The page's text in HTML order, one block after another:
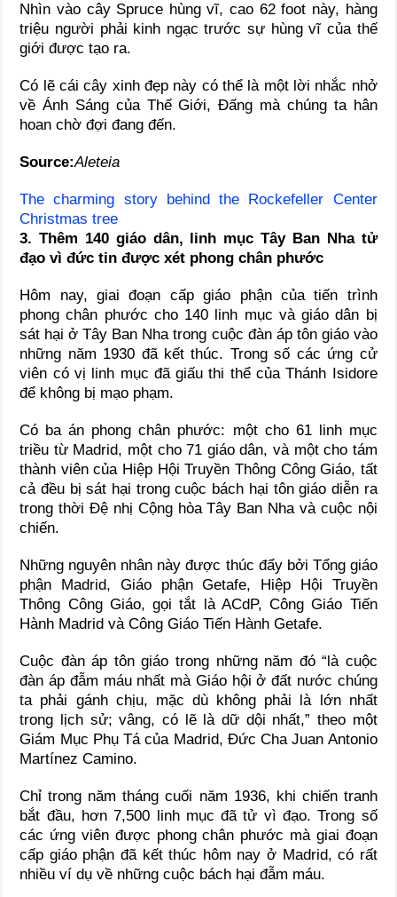
Nhìn vào cây Spruce hùng vĩ, cao 62 foot này, hàng
triệu người phải kinh ngạc trước sự hùng vĩ của thế
giới được tạo ra.
Có lẽ cái cây xinh đẹp này có thể là một lời nhắc nhở
về Ánh Sáng của Thế Giới, Đấng mà chúng ta hân
hoan chờ đợi đang đến.
Source:Aleteia
The charming story behind the Rockefeller Center
Christmas tree
3. Thêm 140 giáo dân, linh mục Tây Ban Nha tử
đạo vì đức tin được xét phong chân phước
Hôm nay, giai đoạn cấp giáo phận của tiến trình
phong chân phước cho 140 linh mục và giáo dân bị
sát hại ở Tây Ban Nha trong cuộc đàn áp tôn giáo vào
những năm 1930 đã kết thúc. Trong số các ứng cử
viên có vị linh mục đã giấu thi thể của Thánh Isidore
để không bị mạo phạm.
Có ba án phong chân phước: một cho 61 linh mục
triều từ Madrid, một cho 71 giáo dân, và một cho tám
thành viên của Hiệp Hội Truyền Thông Công Giáo, tất
cả đều bị sát hại trong cuộc bách hại tôn giáo diễn ra
trong thời Đệ nhị Cộng hòa Tây Ban Nha và cuộc nội
chiến.
Những nguyên nhân này được thúc đẩy bởi Tổng giáo
phận Madrid, Giáo phận Getafe, Hiệp Hội Truyền
Thông Công Giáo, gọi tắt là ACdP, Công Giáo Tiến
Hành Madrid và Công Giáo Tiến Hành Getafe.
Cuộc đàn áp tôn giáo trong những năm đó “là cuộc
đàn áp đẫm máu nhất mà Giáo hội ở đất nước chúng
ta phải gánh chịu, mặc dù không phải là lớn nhất
trong lịch sử; vâng, có lẽ là dữ dội nhất,” theo một
Giám Mục Phụ Tá của Madrid, Đức Cha Juan Antonio
Martínez Camino.
Chỉ trong năm tháng cuối năm 1936, khi chiến tranh
bắt đầu, hơn 7,500 linh mục đã tử vì đạo. Trong số
các ứng viên được phong chân phước mà giai đoạn
cấp giáo phận đã kết thúc hôm nay ở Madrid, có rất
nhiều ví dụ về những cuộc bách hại đẫm máu.